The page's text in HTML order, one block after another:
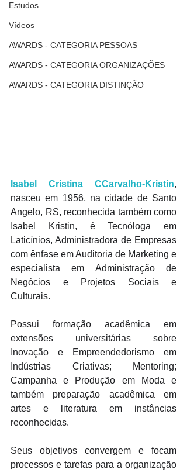
Estudos
Vídeos
AWARDS - CATEGORIA PESSOAS
AWARDS - CATEGORIA ORGANIZAÇÕES
AWARDS - CATEGORIA DISTINÇÃO
Isabel Cristina CCarvalho-Kristin,
nasceu em 1956, na cidade de Santo
Angelo, RS, reconhecida também como
Isabel Kristin, é Tecnóloga em
Laticínios, Administradora de Empresas
com ênfase em Auditoria de Marketing e
especialista em Administração de
Negócios e Projetos Sociais e
Culturais.
Possui formação acadêmica em
extensões universitárias sobre
Inovação e Empreendedorismo em
Indústrias Criativas; Mentoring;
Campanha e Produção em Moda e
também preparação acadêmica em
artes e literatura em instâncias
reconhecidas.
Seus objetivos convergem e focam
processos e tarefas para a organização